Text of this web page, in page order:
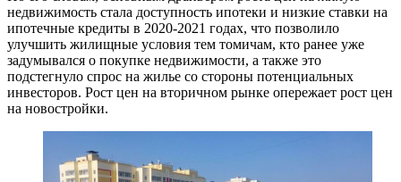
недвижимость стала доступность ипотеки и низкие ставки на
ипотечные кредиты в 2020-2021 годах, что позволило
улучшить жилищные условия тем томичам, кто ранее уже
задумывался о покупке недвижимости, а также это
подстегнуло спрос на жилье со стороны потенциальных
инвесторов. Рост цен на вторичном рынке опережает рост цен
на новостройки.